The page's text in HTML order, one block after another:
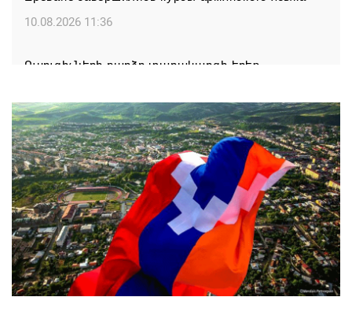
10.08.2026 11:36
Ուսուցիչների բարձր տարակարգի երեք
10.08.2026 11:26
Սիրիան և ՌԴ-ն փոխըմբռնման հուշագիր են
ստորագրել
10.08.2026 11:16
Չորս խաղափուլից հետո հայ շախմատիստները
առաջատարների շարքում են Եվրոպայի մինչև 20
տարեկանների առաջնությունում